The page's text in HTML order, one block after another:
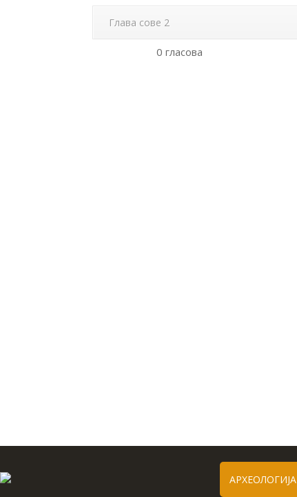
Глава сове 2
0 гласова
АРХЕОЛОГИЈА